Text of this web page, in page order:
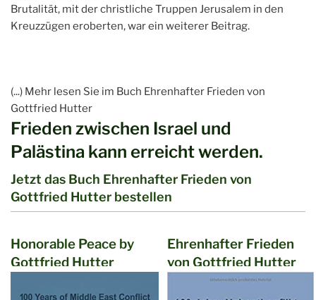
Brutalität, mit der christliche Truppen Jerusalem in den
Kreuzzügen eroberten, war ein weiterer Beitrag.
(...) Mehr lesen Sie im Buch Ehrenhafter Frieden von
Gottfried Hutter
Frieden zwischen Israel und
Palästina kann erreicht werden.
Jetzt das Buch Ehrenhafter Frieden von
Gottfried Hutter bestellen
Honorable Peace by
Gottfried Hutter
Ehrenhafter Frieden
von Gottfried Hutter